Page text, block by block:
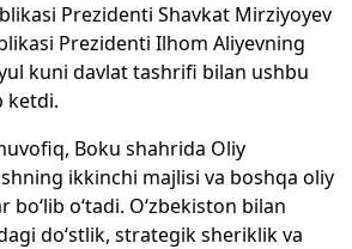
Prezidenti Shavkat Mirziyoyev
Prezidenti Ilhom Aliyevning
kuni davlat tashrifi bilan ushbu
ketdi.
Boku shahrida Oliy
ikkinchi majlisi va boshqa oliy
o‘tadi. O‘zbekiston bilan
do‘stlik, strategik sheriklik va